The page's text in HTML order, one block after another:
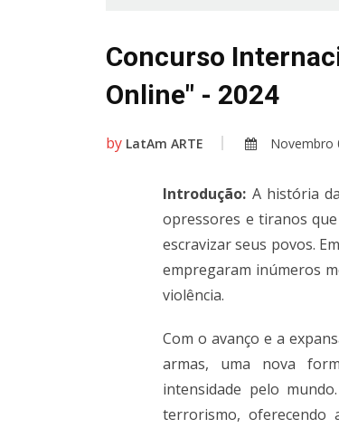
Concurso
Online" - 2024
by LatAm ARTE Novembro
Introdução: A história
opressores e tiranos
escravizar seus povos.
empregaram inúmeros
violência.
Com o avanço e a
armas, uma nova
intensidade pelo
terrorismo, oferecendo